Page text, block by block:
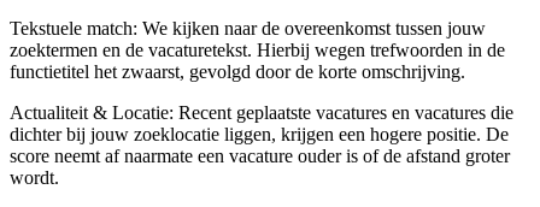
Tekstuele match: We kijken naar de overeenkomst tussen jouw
zoektermen en de vacaturetekst. Hierbij wegen trefwoorden in de
functietitel het zwaarst, gevolgd door de korte omschrijving.
Actualiteit & Locatie: Recent geplaatste vacatures en vacatures die
dichter bij jouw zoeklocatie liggen, krijgen een hogere positie. De
score neemt af naarmate een vacature ouder is of de afstand groter
wordt.